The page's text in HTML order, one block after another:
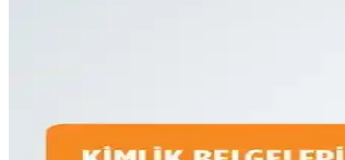
Fyro Levo 30L sırt çantası, iş seyahatlerinde
Dooney & Bourke Janine Çantası:
Dooney & Bourke Janine çantası, dayanıklı